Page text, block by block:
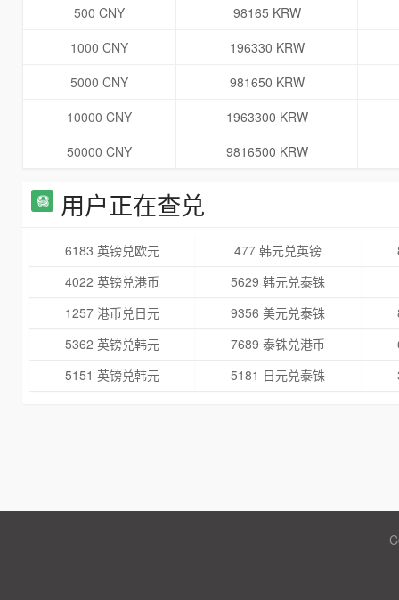
500 CNY
98165 KRW
1000 CNY
196330 KRW
5000 CNY
981650 KRW
10000 CNY
1963300 KRW
50000 CNY
9816500 KRW
用户正在查兑
6183 英镑兑欧元 477 韩元兑英镑
4022 英镑兑港币
5629 韩元兑泰铢
1257 港币兑日元
9356 美元兑泰铢
5362 英镑兑韩元
7689 泰铢兑港币
5151 英镑兑韩元
5181 日元兑泰铢